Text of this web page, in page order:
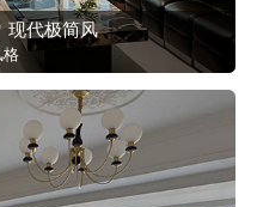
现代极简风
格